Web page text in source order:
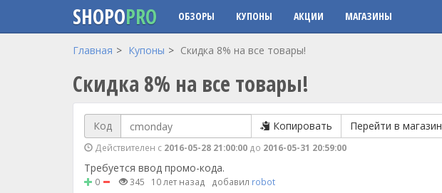
Перейти к основному содержанию
SHOPOPRO ОБЗОРЫ КУПОНЫ АКЦИИ МАГАЗИНЫ
Главная Купоны Скидка 8% на все товары!
Скидка 8% на все товары!
Код Копировать Перейти в магазин
Действителен с 2016-05-28 21:00:00 до 2016-05-31 20:59:00
Требуется ввод промо-кода.
0 345 10 лет назад добавил robot